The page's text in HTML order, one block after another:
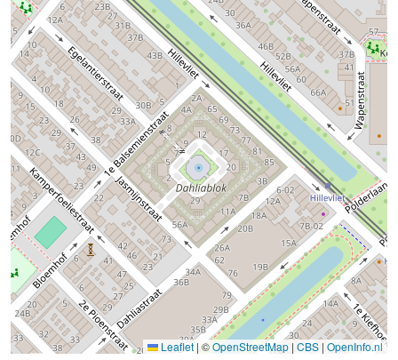
Leaflet | ©OpenStreetMap | CBS | OpenInfo.nl